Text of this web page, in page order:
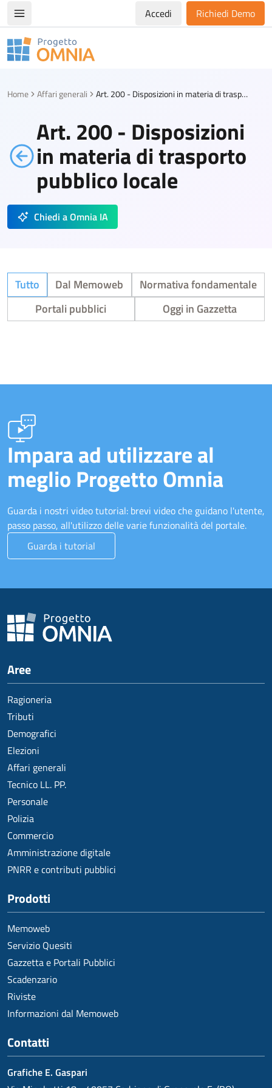
Apri/chiudi menù di navigazioneAccedi Richiedi Demo
Progetto Omnia
Home Affari generali Art. 200 - Disposizioni in materia di trasporto pubblico locale
Art. 200 - Disposizioni
in materia di trasporto
pubblico locale
Chiedi a Omnia IA
Tutto Dal Memoweb
Normativa fondamentale
Portali pubblici
Oggi in Gazzetta
Impara ad utilizzare al
meglio Progetto Omnia
Guarda i nostri video tutorial: brevi video che guidano l'utente,
passo passo, all'utilizzo delle varie funzionalità del portale.
Guarda i tutorial
Aree
Ragioneria
Tributi
Demografici
Elezioni
Affari generali
Tecnico LL. PP.
Personale
Polizia
Commercio
Amministrazione digitale
PNRR e contributi pubblici
Prodotti
Memoweb
Servizio Quesiti
Gazzetta e Portali Pubblici
Scadenzario
Riviste
Informazioni dal Memoweb
Contatti
Grafiche E. Gaspari